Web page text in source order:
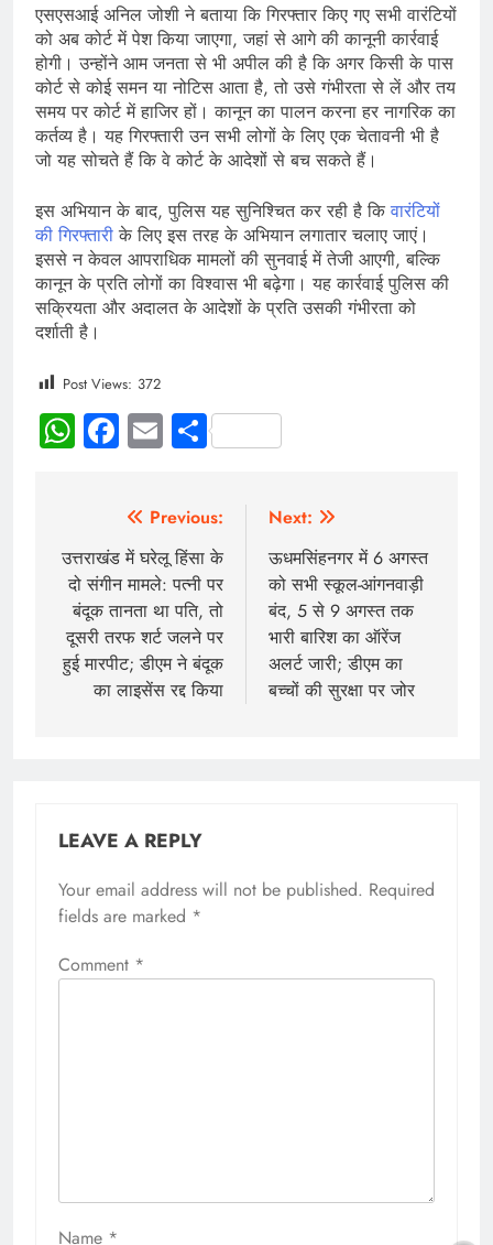
एसएसआई अनिल जोशी ने बताया कि गिरफ्तार किए गए सभी वारंटियों
को अब कोर्ट में पेश किया जाएगा, जहां से आगे की कानूनी कार्रवाई
होगी। उन्होंने आम जनता से भी अपील की है कि अगर किसी के पास
कोर्ट से कोई समन या नोटिस आता है, तो उसे गंभीरता से लें और तय
समय पर कोर्ट में हाजिर हों। कानून का पालन करना हर नागरिक का
कर्तव्य है। यह गिरफ्तारी उन सभी लोगों के लिए एक चेतावनी भी है
जो यह सोचते हैं कि वे कोर्ट के आदेशों से बच सकते हैं।
इस अभियान के बाद, पुलिस यह सुनिश्चित कर रही है किवारंटियों
की गिरफ्तारीके लिए इस तरह के अभियान लगातार चलाए जाएं।
इससे न केवल आपराधिक मामलों की सुनवाई में तेजी आएगी, बल्कि
कानून के प्रति लोगों का विश्वास भी बढ़ेगा। यह कार्रवाई पुलिस की
सक्रियता और अदालत के आदेशों के प्रति उसकी गंभीरता को
दर्शाती है।
Post Views: 372
WhatsApp
Facebook
EmailShare
Previous:
उत्तराखंड में घरेलू हिंसा के
दो संगीन मामले: पत्नी पर
बंदूक तानता था पति, तो
दूसरी तरफ शर्ट जलने पर
हुई मारपीट; डीएम ने बंदूक
का लाइसेंस रद्द किया
Next:
ऊधमसिंहनगर में 6 अगस्त
को सभी स्कूल-आंगनवाड़ी
बंद, 5 से 9 अगस्त तक
भारी बारिश का ऑरेंज
अलर्ट जारी; डीएम का
बच्चों की सुरक्षा पर जोर
LEAVE A REPLY
Your email address will not be published. Required
fields are marked *
Comment *
Name *